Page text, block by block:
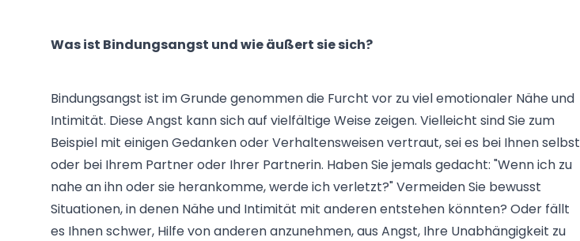
Was ist Bindungsangst und wie äußert sie sich?
Bindungsangst ist im Grunde genommen die Furcht vor zu viel emotionaler Nähe und
Intimität. Diese Angst kann sich auf vielfältige Weise zeigen. Vielleicht sind Sie zum
Beispiel mit einigen Gedanken oder Verhaltensweisen vertraut, sei es bei Ihnen selbst
oder bei Ihrem Partner oder Ihrer Partnerin. Haben Sie jemals gedacht: "Wenn ich zu
nahe an ihn oder sie herankomme, werde ich verletzt?" Vermeiden Sie bewusst
Situationen, in denen Nähe und Intimität mit anderen entstehen könnten? Oder fällt
es Ihnen schwer, Hilfe von anderen anzunehmen, aus Angst, Ihre Unabhängigkeit zu